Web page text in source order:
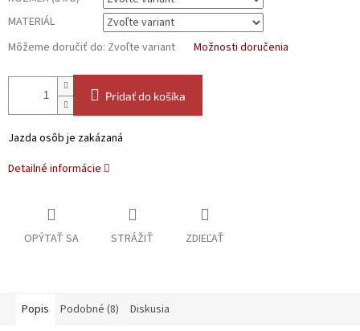
MATERIÁL
Môžeme doručiť do: Zvoľte variant Možnosti doručenia
Pridať do košíka
Jazda osôb je zakázaná
Detailné informácie
OPÝTAŤ SA STRÁŽIŤ ZDIEĽAŤ
Popis Podobné (8) Diskusia